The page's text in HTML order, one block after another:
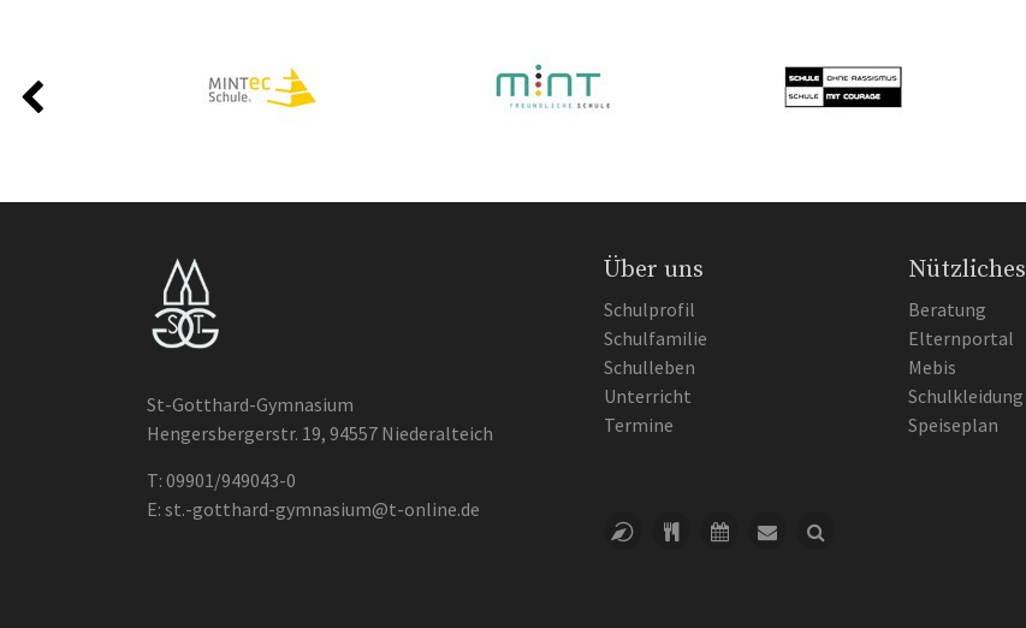
St-Gotthard-Gymnasium
Hengersbergerstr. 19, 94557 Niederalteich
T: 09901/949043-0
E: st.-gotthard-gymnasium@t-online.de
Über uns
Schulprofil
Schulfamilie
Schulleben
Unterricht
Termine
Nützliches
Beratung
Elternportal
Mebis
Schulkleidung
Speiseplan